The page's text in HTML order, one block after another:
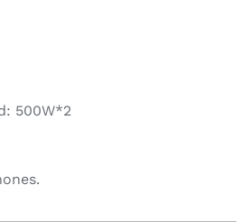
500W*2